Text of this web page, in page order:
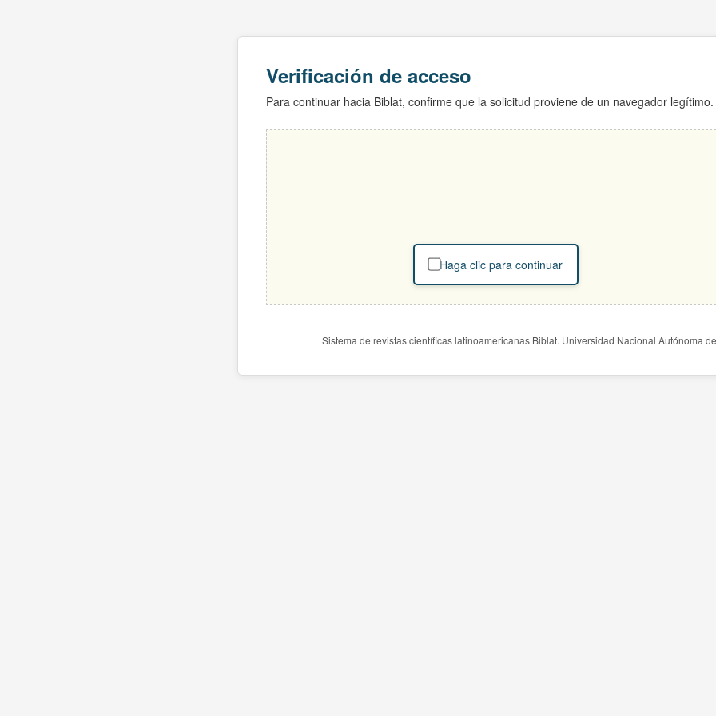
Verificación de acceso
Para continuar hacia Biblat, confirme que la solicitud proviene de un navegador legítimo.
Haga clic para continuar
Sistema de revistas científicas latinoamericanas Biblat. Universidad Nacional Autónoma